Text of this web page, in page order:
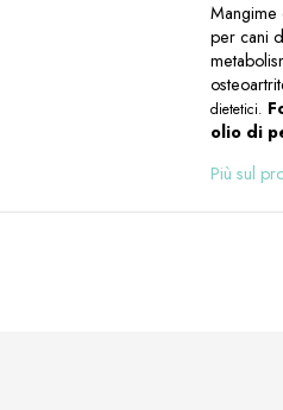
per cani
dietetici.
olio di
Più sul